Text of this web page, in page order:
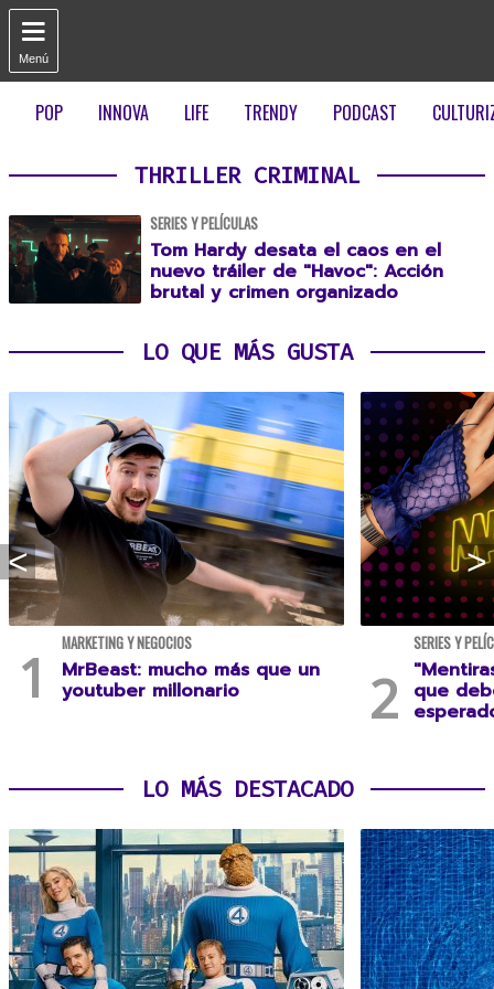

Menú
POP INNOVA LIFE TRENDY PODCAST
THRILLER CRIMINAL
SERIES Y PELÍCULAS
Tom Hardy desata el caos en el
nuevo tráiler de "Havoc": Acción
brutal y crimen organizado
LO QUE MÁS GUSTA
MARKETING Y NEGOCIOS
MrBeast: mucho más que un
youtuber millonario
SERIES Y
que
LO MÁS DESTACADO